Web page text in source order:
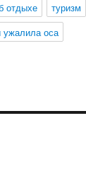
отдыхе
туризм
ужалила оса